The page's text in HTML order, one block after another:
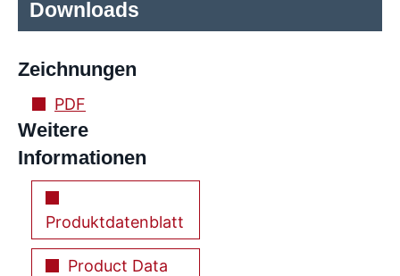
Downloads
Zeichnungen
PDF
Weitere
Informationen
Produktdatenblatt
Product Data